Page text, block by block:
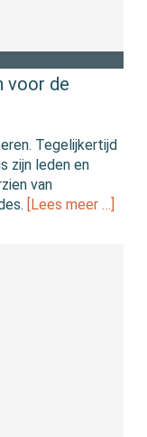
voor de
Tegelijkertijd
zijn leden en
van
[Lees meer …]